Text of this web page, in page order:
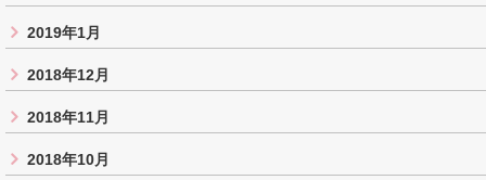
2019年1月
2018年12月
2018年11月
2018年10月